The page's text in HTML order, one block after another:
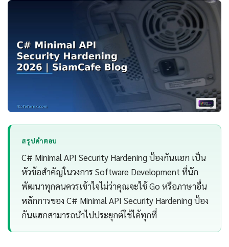
สรุปคำตอบ
C# Minimal API Security Hardening ป้องกันแฮก เป็น
หัวข้อสำคัญในวงการ Software Development ที่นัก
พัฒนาทุกคนควรเข้าใจไม่ว่าคุณจะใช้ Go หรือภาษาอื่น
หลักการของ C# Minimal API Security Hardening ป้อง
กันแฮกสามารถนำไปประยุกต์ใช้ได้ทุกที่